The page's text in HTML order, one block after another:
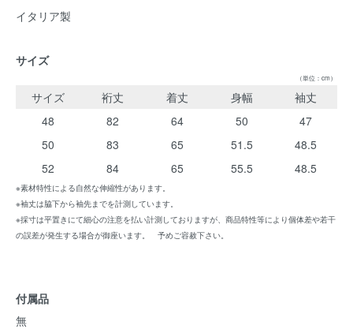
イタリア製
サイズ
（単位：cm）
サイズ 裄丈 着丈 身幅
袖丈
48
82 64 50
47
50
83 65 51.5
48.5
52
84 65 55.5 48.5
※素材特性による自然な伸縮性があります。
※袖丈は脇下から袖先までを計測しています。
※採寸は平置きにて細心の注意を払い計測しておりますが、商品特性等により個体差や若干
の誤差が発生する場合が御座います。 予めご容赦下さい。
付属品
無